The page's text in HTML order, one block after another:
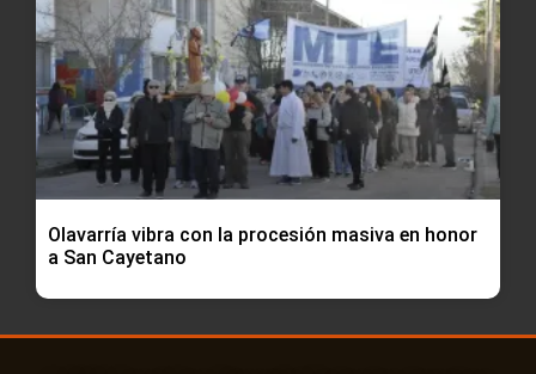
Olavarría vibra con la procesión masiva en honor
a San Cayetano